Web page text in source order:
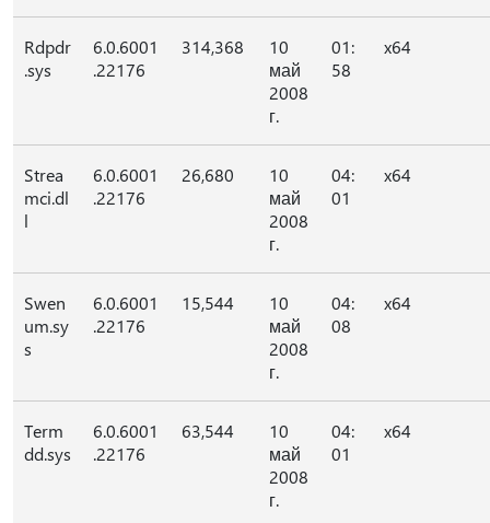
Rdpdr
.sys
6.0.6001
.22176
314,368
10
май
2008
г.
01:
58
x64
Strea
mci.dl
l
6.0.6001
.22176
26,680
10
май
2008
г.
04:
01
x64
Swen
um.sy
s
6.0.6001
.22176
15,544
10
май
2008
г.
04:
08
x64
Term
dd.sys
6.0.6001
.22176
63,544
10
май
2008
г.
04:
01
x64